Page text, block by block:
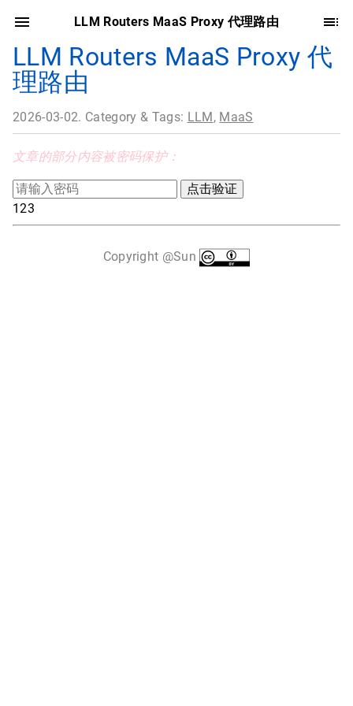
LLM Routers MaaS Proxy 代理路由
LLM Routers MaaS Proxy 代
理路由
2026-03-02. Category & Tags: LLM, MaaS
文章的部分内容被密码保护：
123
Copyright @Sun